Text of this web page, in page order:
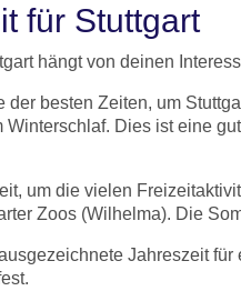
für Stuttgart
hängt von deinen
der besten Zeiten, um
Winterschlaf. Dies ist eine
um die vielen
Zoos (Wilhelma). Die
Jahreszeit